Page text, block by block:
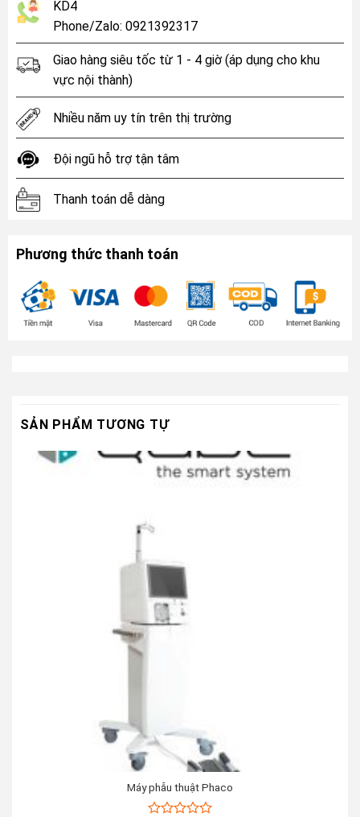
KD4
Phone/Zalo: 0921392317
Giao hàng siêu tốc từ 1 - 4 giờ (áp dụng cho khu
vực nội thành)
Nhiều năm uy tín trên thị trường
Đội ngũ hỗ trợ tận tâm
Thanh toán dễ dàng
Phương thức thanh toán
SẢN PHẨM TƯƠNG TỰ
Máy phẫu thuật Phaco